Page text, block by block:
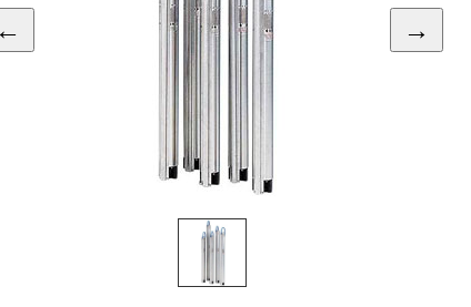
← →